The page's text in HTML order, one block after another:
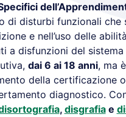
di disturbi funzionali
e nell’uso delle
a disfunzioni del
dai 6 ai 18 anni, ma
della certificazione
diagnostico.
, disgrafiae